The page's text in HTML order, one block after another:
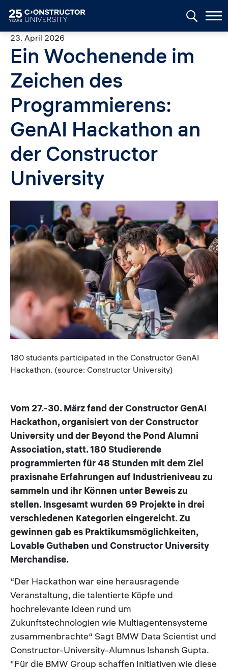
23. April 2026
Ein Wochenende im
Zeichen des
Programmierens:
GenAI Hackathon an
der Constructor
University
Caption
180 students participated in the Constructor GenAI
Hackathon. (source: Constructor University)
Vom 27.-30. März fand der Constructor GenAI
Hackathon, organisiert von der Constructor
University und der Beyond the Pond Alumni
Association, statt. 180 Studierende
programmierten für 48 Stunden mit dem Ziel
praxisnahe Erfahrungen auf Industrieniveau zu
sammeln und ihr Können unter Beweis zu
stellen. Insgesamt wurden 69 Projekte in drei
verschiedenen Kategorien eingereicht. Zu
gewinnen gab es Praktikumsmöglichkeiten,
Lovable Guthaben und Constructor University
Merchandise.
“Der Hackathon war eine herausragende
Veranstaltung, die talentierte Köpfe und
hochrelevante Ideen rund um
Zukunftstechnologien wie Multiagentensysteme
zusammenbrachte“ Sagt BMW Data Scientist und
Constructor-University-Alumnus Ishansh Gupta.
"Für die BMW Group schaffen Initiativen wie diese